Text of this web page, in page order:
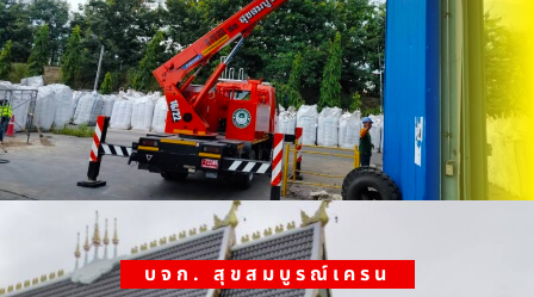
บจก. สุขสมบูรณ์เครน